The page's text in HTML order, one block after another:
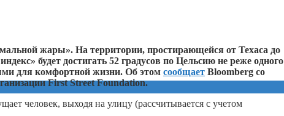
жары». На территории, простирающейся от Техаса до
будет достигать 52 градусов по Цельсию не реже одного
для комфортной жизни. Об этом сообщает Bloomberg со
First Street Foundation.
человек, выходя на улицу (рассчитывается с учетом